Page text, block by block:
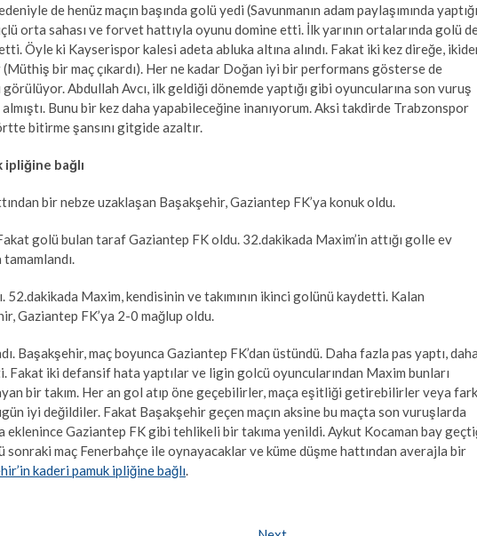
de henüz maçın başında golü yedi (Savunmanın adam paylaşımında yaptığı
orta sahası ve forvet hattıyla oyunu domine etti. İlk yarının ortalarında golü
Öyle ki Kayserispor kalesi adeta abluka altına alındı. Fakat iki kez direğe,
(Müthiş bir maç çıkardı). Her ne kadar Doğan iyi bir performans gösterse de
Abdullah Avcı, ilk geldiği dönemde yaptığı gibi oyuncularına son vuruş
Bunu bir kez daha yapabileceğine inanıyorum. Aksi takdirde Trabzonspor
bitirme şansını gitgide azaltır.
ipliğine bağlı
bir nebze uzaklaşan Başakşehir, Gaziantep FK’ya konuk oldu.
golü bulan taraf Gaziantep FK oldu. 32.dakikada Maxim’in attığı golle ev
52.dakikada Maxim, kendisinin ve takımının ikinci golünü kaydetti. Kalan
Gaziantep FK’ya 2-0 mağlup oldu.
Başakşehir, maç boyunca Gaziantep FK’dan üstündü. Daha fazla pas yaptı, daha
Fakat iki defansif hata yaptılar ve ligin golcü oyuncularından Maxim bunları
bir takım. Her an gol atıp öne geçebilirler, maça eşitliği getirebilirler veya
iyi değildiler. Fakat Başakşehir geçen maçın aksine bu maçta son vuruşlarda
Gaziantep FK gibi tehlikeli bir takıma yenildi. Aykut Kocaman bay
maç Fenerbahçe ile oynayacaklar ve küme düşme hattından averajla bir
kaderi pamuk ipliğine bağlı